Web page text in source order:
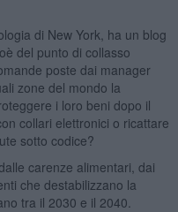
di New York, ha un blog
del punto di collasso
poste dai manager
zone del mondo la
i loro beni dopo il
collari elettronici o ricattare
sotto codice?
carenze alimentari, dai
che destabilizzano la
tra il 2030 e il 2040.